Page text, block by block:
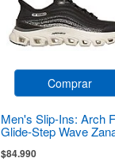
Comprar
Men's Slip-Ins: Arch
Glide-Step Wave
$84.990